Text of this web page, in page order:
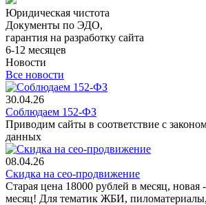
Юридическая чистота
Документы по ЭДО,
гарантия на разработку сайта
6-12 месяцев
Новости
Все новости
30.04.26
Соблюдаем 152-ФЗ
Приводим сайты в соответствие с
данных
08.04.26
Скидка на сео-продвижение
Старая цена 18000 рублей в месяц, новая
месяц! Для тематик ЖБИ,